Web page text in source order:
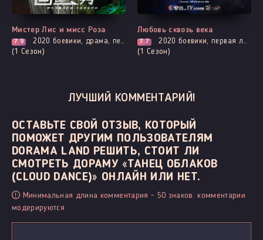
Все серии
Мистер Лис и мисс Роза
7.9 2020 боевики, драма, первая любовь, комедия, мелодрама, романтика
(1 Сезон)
Выходит - 3 Серия
Любовь сквозь века
7.7 2020 боевики, первая любовь, мистика, романтика, фэнтези
(1 Сезон)
ЛУЧШИЙ КОММЕНТАРИЙ!
ОСТАВЬТЕ СВОЙ ОТЗЫВ, КОТОРЫЙ
ПОМОЖЕТ ДРУГИМ ПОЛЬЗОВАТЕЛЯМ
DORAMA LAND РЕШИТЬ, СТОИТ ЛИ
СМОТРЕТЬ ДОРАМУ «ТАНЕЦ ОБЛАКОВ
(CLOUD DANCE)» ОНЛАЙН ИЛИ НЕТ.
Минимальная длина комментария - 50 знаков. комментарии
модерируются